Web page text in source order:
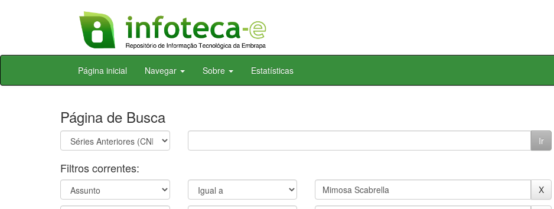
Skip
Página inicial Navegar Sobre Estatísticas
Página de Busca
Filtros correntes: